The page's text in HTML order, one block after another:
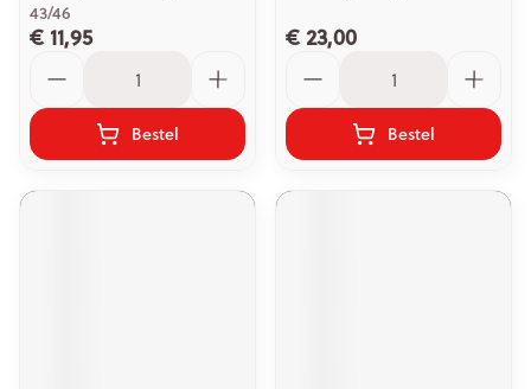
43/46
€ 11,95
Bestel
€ 23,00
Bestel